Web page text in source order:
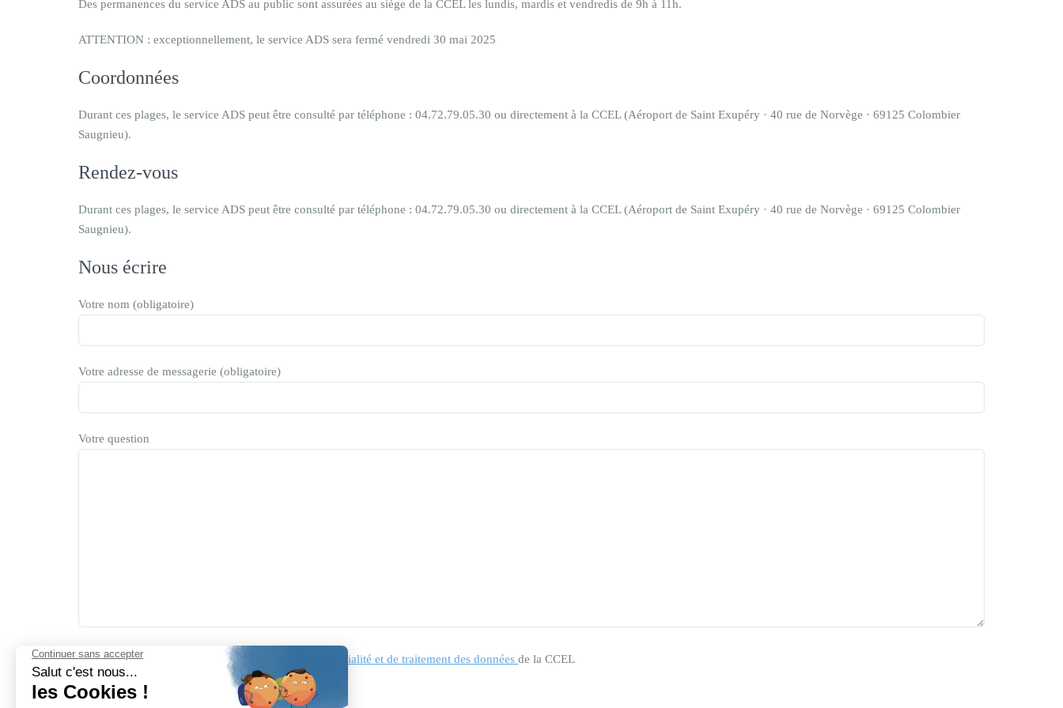
Des permanences du service ADS au public sont assurées au siège de la CCEL les lundis, mardis et vendredis de 9h à 11h.
ATTENTION : exceptionnellement, le service ADS sera fermé vendredi 30 mai 2025
Coordonnées
Durant ces plages, le service ADS peut être consulté par téléphone : 04.72.79.05.30 ou directement à la CCEL (Aéroport de Saint Exupéry · 40 rue de Norvège · 69125 Colombier
Saugnieu).
Rendez-vous
Durant ces plages, le service ADS peut être consulté par téléphone : 04.72.79.05.30 ou directement à la CCEL (Aéroport de Saint Exupéry · 40 rue de Norvège · 69125 Colombier
Saugnieu).
Nous écrire
Votre nom (obligatoire)
Votre adresse de messagerie (obligatoire)
Votre question
J'ai pris connaissance de la politique de confidentialité et de traitement des données de la CCEL